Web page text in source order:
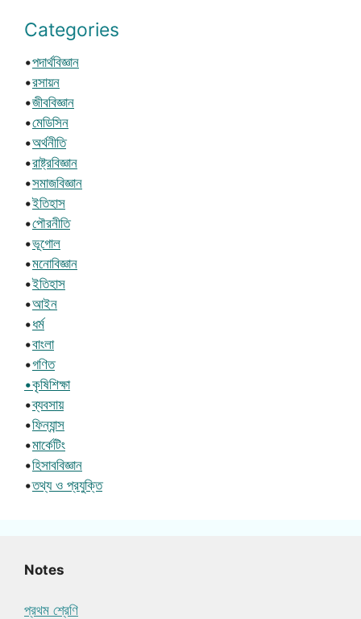
Categories
•পদার্থবিজ্ঞান
•রসায়ন
•জীববিজ্ঞান
•মেডিসিন
•অর্থনীতি
•রাষ্ট্রবিজ্ঞান
•সমাজবিজ্ঞান
•ইতিহাস
•পৌরনীতি
•ভূগোল
•মনোবিজ্ঞান
•ইতিহাস
•আইন
•ধর্ম
•বাংলা
•গণিত
•কৃষিশিক্ষা
•ব্যবসায়
•ফিন্যান্স
•মার্কেটিং
•হিসাববিজ্ঞান
•তথ্য ও প্রযুক্তি
Notes
প্রথম শ্রেণি